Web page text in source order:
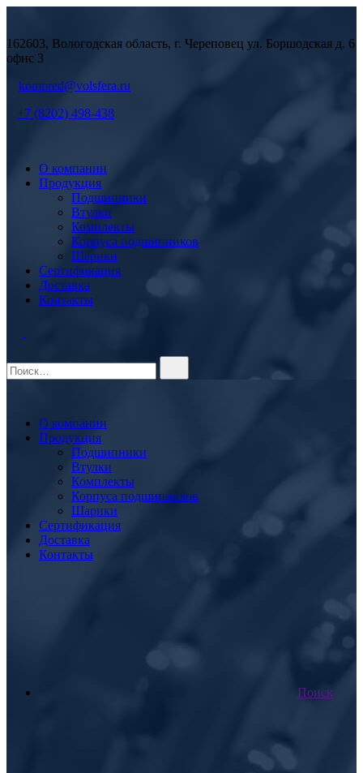
162603, Вологодская область, г. Череповец ул. Боршодская д. 6
офис 3
kompred@volsfera.ru
+7 (8202) 498-438
О компании
Продукция
Подшипники
Втулки
Комплекты
Корпуса подшипников
Шарики
Сертификация
Доставка
Контакты
О компании
Продукция
Подшипники
Втулки
Комплекты
Корпуса подшипников
Шарики
Сертификация
Доставка
Контакты
Поиск